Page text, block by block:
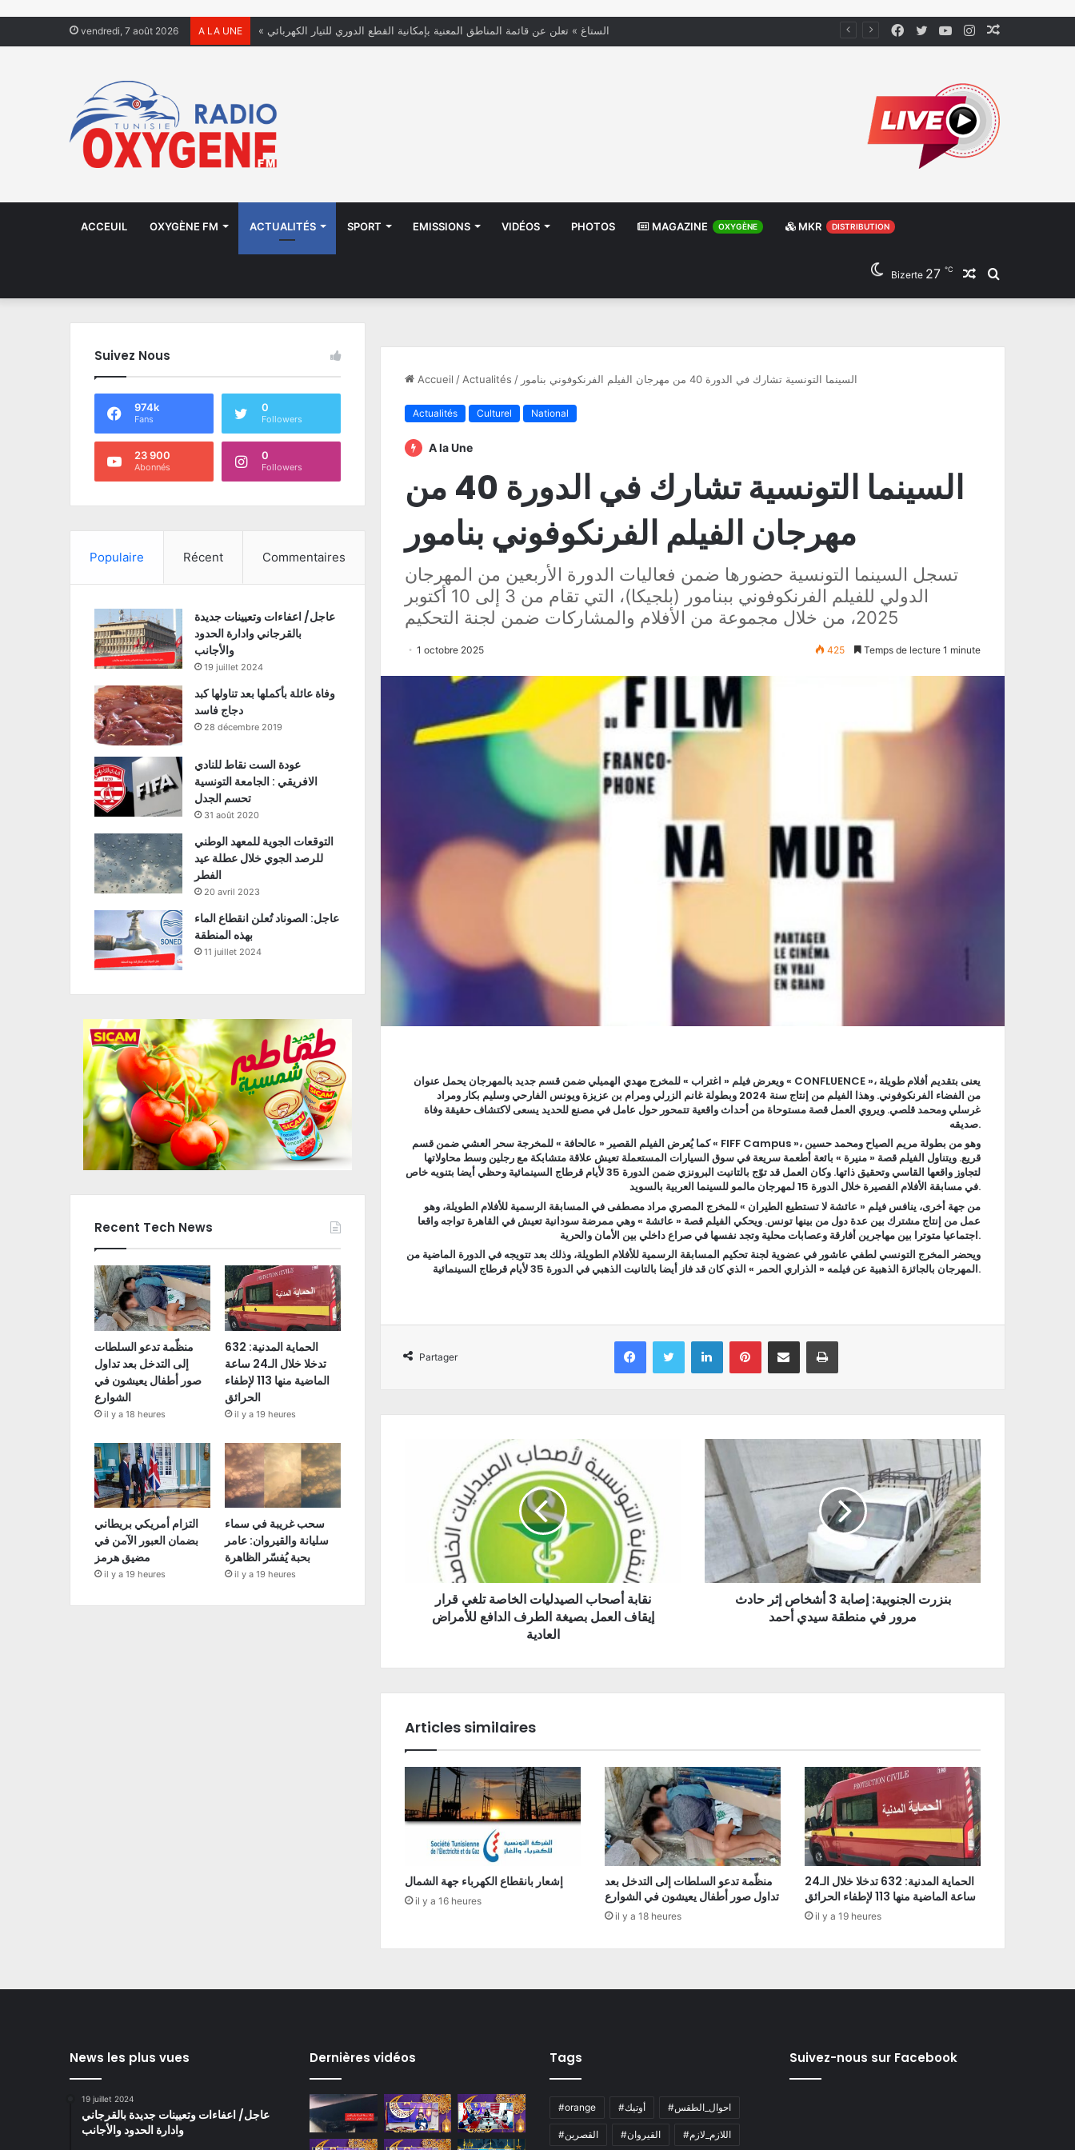
vendredi, 7 août 2026 A LA UNE « الستاغ » تعلن عن قائمة المناطق المعنية بإمكانية القطع الدوري للتيار الكهربائي Instagram
YouTube
Twitter
Facebook
ACCEUIL OXYGÈNE FM ACTUALITÉS SPORT EMISSIONS VIDÉOS PHOTOS MAGAZINE OXYGÈNE MKR DISTRIBUTION
Rechercher
Article
Bizerte 27 ℃
Accueil / Actualités / السينما التونسية تشارك في الدورة 40 من مهرجان الفيلم الفرنكوفوني بنامور
Actualités Culturel National
A la Une
السينما التونسية تشارك في الدورة 40 من
مهرجان الفيلم الفرنكوفوني بنامور
تسجل السينما التونسية حضورها ضمن فعاليات الدورة الأربعين من المهرجان
الدولي للفيلم الفرنكوفوني ببنامور (بلجيكا)، التي تقام من 3 إلى 10 أكتوبر
2025، من خلال مجموعة من الأفلام والمشاركات ضمن لجنة التحكيم
1 octobre 2025 425 Temps de lecture 1 minute
ويعرض فيلم « اغتراب » للمخرج مهدي الهميلي ضمن قسم جديد بالمهرجان يحمل عنوان« CONFLUENCE »، يعنى بتقديم أفلام طويلة
من الفضاء الفرنكوفوني. وهذا الفيلم من إنتاج سنة 2024 وبطولة غانم الزرلي ومرام بن عزيزة ويونس الفارحي وسليم بكار ومراد
غرسلي ومحمد قلصي. ويروي العمل قصة مستوحاة من أحداث واقعية تتمحور حول عامل في مصنع للحديد يسعى لاكتشاف حقيقة وفاة
صديقه.
كما يُعرض الفيلم القصير « عالحافة » للمخرجة سحر العشي ضمن قسم« FIFF Campus »، وهو من بطولة مريم الصياح ومحمد حسين
قريع. ويتناول الفيلم قصة « منيرة » بائعة أطعمة سريعة في سوق السيارات المستعملة تعيش علاقة متشابكة مع رجلين وسط محاولاتها
لتجاوز واقعها القاسي وتحقيق ذاتها. وكان العمل قد توّج بالتانيت البرونزي ضمن الدورة 35 لأيام قرطاج السينمائية وحظي أيضا بتنويه خاص
في مسابقة الأفلام القصيرة خلال الدورة 15 لمهرجان مالمو للسينما العربية بالسويد.
من جهة أخرى، ينافس فيلم « عائشة لا تستطيع الطيران » للمخرج المصري مراد مصطفى في المسابقة الرسمية للأفلام الطويلة، وهو
عمل من إنتاج مشترك بين عدة دول من بينها تونس. ويحكي الفيلم قصة « عائشة » وهي ممرضة سودانية تعيش في القاهرة تواجه واقعا
اجتماعيا متوترا بين مهاجرين أفارقة وعصابات محلية وتجد نفسها في صراع داخلي بين الأمان والحرية.
ويحضر المخرج التونسي لطفي عاشور في عضوية لجنة تحكيم المسابقة الرسمية للأفلام الطويلة، وذلك بعد تتويجه في الدورة الماضية من
المهرجان بالجائزة الذهبية عن فيلمه « الذراري الحمر » الذي كان قد فاز أيضا بالتانيت الذهبي في الدورة 35 لأيام قرطاج السينمائية.
Partager
Facebook Twitter Linkedin Pinterest Partager par email Imprimer
نقابة أصحاب الصيدليات الخاصة تلغي قرار
إيقاف العمل بصيغة الطرف الدافع للأمراض
العادية
بنزرت الجنوبية: إصابة 3 أشخاص إثر حادث
مرور في منطقة سيدي أحمد
Articles similaires
إشعار بانقطاع الكهرباء جهة الشمال
il y a 16 heures
منظّمة تدعو السلطات إلى التدخل بعد
تداول صور أطفال يعيشون في الشوارع
il y a 18 heures
الحماية المدنية: 632 تدخلا خلال الـ24
ساعة الماضية منها 113 لإطفاء الحرائق
il y a 19 heures
Suivez Nous
974k
Fans
0
Followers
23 900
Abonnés
0
Followers
Populaire Récent Commentaires
عاجل/ اعفاءات وتعيينات جديدة
بالقرجاني وادارة الحدود
والأجانب
19 juillet 2024
وفاة عائلة بأكملها بعد تناولها كبد
دجاج فاسد
28 décembre 2019
عودة الست نقاط للنادي
الافريقي : الجامعة التونسية
تحسم الجدل
31 août 2020
التوقعات الجوية للمعهد الوطني
للرصد الجوي خلال عطلة عيد
الفطر
20 avril 2023
عاجل: الصوناد تُعلن انقطاع الماء
بهذه المنطقة
11 juillet 2024
Recent Tech News
منظّمة تدعو السلطات
إلى التدخل بعد تداول
صور أطفال يعيشون في
الشوارع
il y a 18 heures
الحماية المدنية: 632
تدخلا خلال الـ24 ساعة
الماضية منها 113 لإطفاء
الحرائق
il y a 19 heures
التزام أمريكي بريطاني
بضمان العبور الآمن في
مضيق هرمز
il y a 19 heures
سحب غريبة في سماء
سليانة والقيروان: عامر
بحبة يُفسّر الظاهرة
il y a 19 heures
News les plus vues
19 juillet 2024
عاجل/ اعفاءات وتعيينات جديدة بالقرجاني
وادارة الحدود والأجانب
Dernières vidéos Tags
#orange #أوتيك #احوال_الطقس
#القصرين #القيروان #اللازم_لازم
Suivez-nous sur Facebook